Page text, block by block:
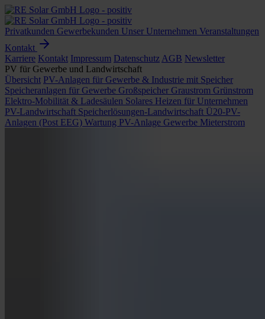
Privatkunden Gewerbekunden Unser Unternehmen Veranstaltungen
Kontakt
Karriere Kontakt Impressum Datenschutz AGB Newsletter
PV für Gewerbe und Landwirtschaft
Übersicht PV-Anlagen für Gewerbe & Industrie mit Speicher
Speicheranlagen für Gewerbe Großspeicher Graustrom Grünstrom
Elektro-Mobilität & Ladesäulen Solares Heizen für Unternehmen
PV-Landwirtschaft Speicherlösungen-Landwirtschaft Ü20-PV-
Anlagen (Post EEG) Wartung PV-Anlage Gewerbe Mieterstrom